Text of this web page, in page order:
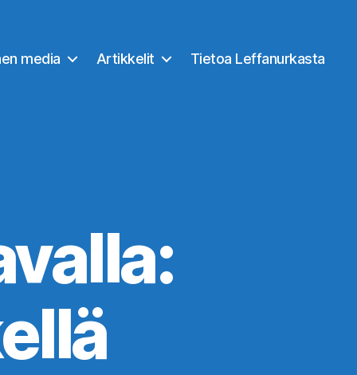
media Artikkelit Tietoa Leffanurkasta